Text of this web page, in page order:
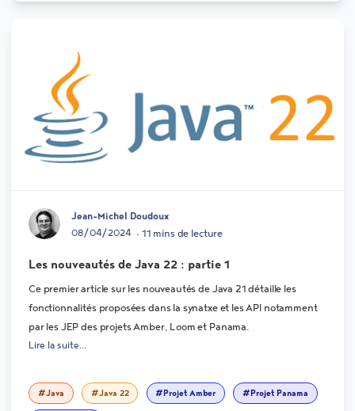
Jean-Michel Doudoux
08/04/2024 • 11 mins de lecture
Les nouveautés de Java 22 : partie 1
Ce premier article sur les nouveautés de Java 21 détaille les
fonctionnalités proposées dans la synatxe et les API notamment
par les JEP des projets Amber, Loom et Panama.
Lire la suite...
#Java #Java 22 #Projet Amber #Projet Panama